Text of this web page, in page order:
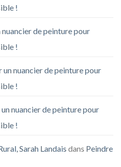
!
de peinture pour
!
un nuancier de peinture pour
!
nuancier de peinture pour
!
Sarah Landais dans Peindre